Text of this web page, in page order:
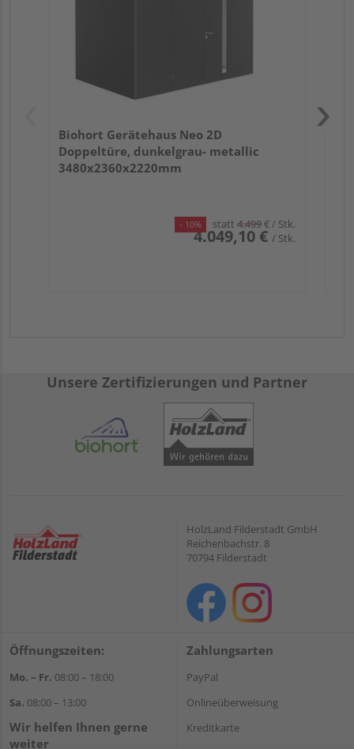
Biohort Gerätehaus Neo 2D
Doppeltüre, dunkelgrau- metallic
3480x2360x2220mm
- 10% statt 4.499€/ Stk.
4.049,10 € / Stk.
Unsere Zertifizierungen und Partner
HolzLand Filderstadt GmbH
Reichenbachstr. 8
70794 Filderstadt
Öffnungszeiten:
Mo. – Fr. 08:00 – 18:00
Sa. 08:00 – 13:00
Wir helfen Ihnen gerne
weiter
Zahlungsarten
PayPal
Onlineüberweisung
Kreditkarte